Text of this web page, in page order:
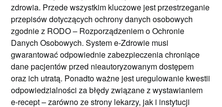
zdrowia. Przede wszystkim kluczowe jest przestrzeganie
przepisów dotyczących ochrony danych osobowych
zgodnie z RODO – Rozporządzeniem o Ochronie
Danych Osobowych. System e-Zdrowie musi
gwarantować odpowiednie zabezpieczenia chroniące
dane pacjentów przed nieautoryzowanym dostępem
oraz ich utratą. Ponadto ważne jest uregulowanie kwestii
odpowiedzialności za błędy związane z wystawianiem
e-recept – zarówno ze strony lekarzy, jak i instytucji